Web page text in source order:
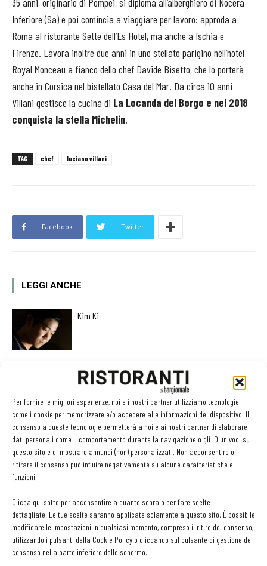
Per fornire le migliori esperienze, noi e i nostri partner utilizziamo tecnologie
come i cookie per memorizzare e/o accedere alle informazioni del dispositivo. Il
consenso a queste tecnologie permetterà a noi e ai nostri partner di elaborare
dati personali come il comportamento durante la navigazione o gli ID univoci su
questo sito e di mostrare annunci (non) personalizzati. Non acconsentire o
ritirare il consenso può influire negativamente su alcune caratteristiche e
funzioni.
Clicca qui sotto per acconsentire a quanto sopra o per fare scelte
dettagliate. Le tue scelte saranno applicate solamente a questo sito. È possibile
modificare le impostazioni in qualsiasi momento, compreso il ritiro del consenso,
utilizzando i pulsanti della Cookie Policy o cliccando sul pulsante di gestione del
consenso nella parte inferiore dello schermo.
Inferiore (Sa) e poi comincia a viaggiare per lavoro: approda a
Roma al ristorante Sette dell’Es Hotel, ma anche a Ischia e
Firenze. Lavora inoltre due anni in uno stellato parigino nell’hotel
Royal Monceau a fianco dello chef Davide Bisetto, che lo porterà
anche in Corsica nel bistellato Casa del Mar. Da circa 10 anni
Villani gestisce la cucina di La Locanda del Borgo e nel 2018
conquista la stella Michelin.
TAG chef luciano villani
Facebook Twitter
LEGGI ANCHE
Kim Ki
Giuseppe Auricchio
Ciccio Sultano diventa Cavaliere al Merito della
Repubblica Italiana